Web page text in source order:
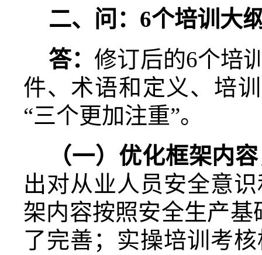
二、问： 6个培训大
答： 修订后的6个培
件、术语和定义、培
“三个更加注重”。
（一）优化框架内
出对从业人员安全意
架内容按照安全生产
了完善；实操培训考